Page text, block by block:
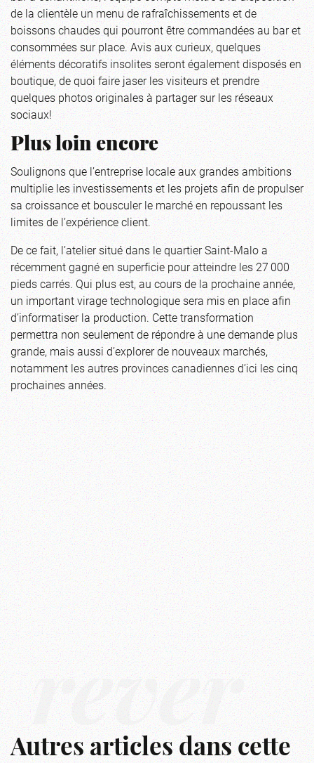
de la clientèle un menu de rafraîchissements et de
boissons chaudes qui pourront être commandées au bar et
consommées sur place. Avis aux curieux, quelques
éléments décoratifs insolites seront également disposés en
boutique, de quoi faire jaser les visiteurs et prendre
quelques photos originales à partager sur les réseaux
sociaux!
Plus loin encore
Soulignons que l’entreprise locale aux grandes ambitions
multiplie les investissements et les projets afin de propulser
sa croissance et bousculer le marché en repoussant les
limites de l’expérience client.
De ce fait, l’atelier situé dans le quartier Saint-Malo a
récemment gagné en superficie pour atteindre les 27 000
pieds carrés. Qui plus est, au cours de la prochaine année,
un important virage technologique sera mis en place afin
d’informatiser la production. Cette transformation
permettra non seulement de répondre à une demande plus
grande, mais aussi d’explorer de nouveaux marchés,
notamment les autres provinces canadiennes d’ici les cinq
prochaines années.
rêver
Autres articles dans cette